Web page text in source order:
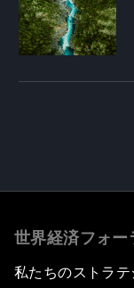
世界経済フォー
私たちのストラテ